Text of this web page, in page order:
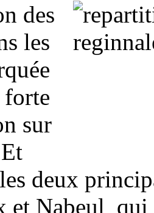
des
les
forte
sur
deux
et Nabeul qui